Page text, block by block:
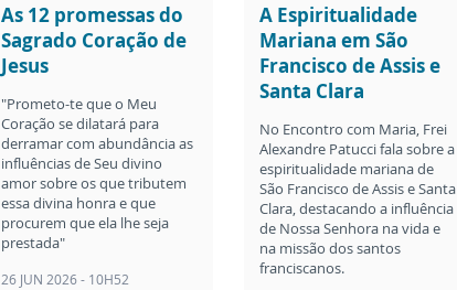
As 12 promessas do
Sagrado Coração de
Jesus
"Prometo-te que o Meu
Coração se dilatará para
derramar com abundância as
influências de Seu divino
amor sobre os que tributem
essa divina honra e que
procurem que ela lhe seja
prestada"
26 JUN 2026 - 10H52
A Espiritualidade
Mariana em São
Francisco de Assis e
Santa Clara
No Encontro com Maria, Frei
Alexandre Patucci fala sobre a
espiritualidade mariana de
São Francisco de Assis e Santa
Clara, destacando a influência
de Nossa Senhora na vida e
na missão dos santos
franciscanos.